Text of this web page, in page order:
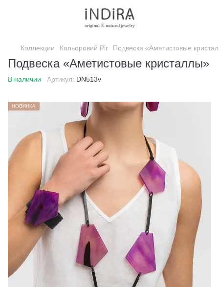
Коллекции Кольоровий Ріг Подвеска «Аметистовые
Подвеска «Аметистовые кристаллы»
В наличии Артикул: DN513v
НОВИНКА